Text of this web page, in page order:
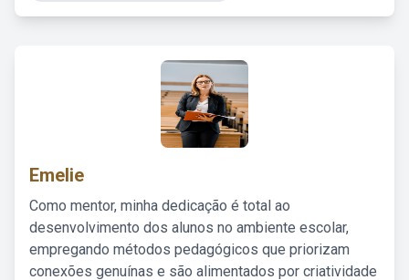
Emelie
Como mentor, minha dedicação é total ao
desenvolvimento dos alunos no ambiente escolar,
empregando métodos pedagógicos que priorizam
conexões genuínas e são alimentados por criatividade